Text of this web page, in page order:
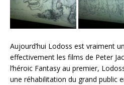
Aujourd’hui Lodoss est vraiment
effectivement les films de Peter
l’héroic Fantasy au premier,
une réhabilitation du grand public